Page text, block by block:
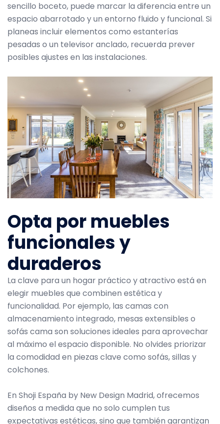
sencillo boceto, puede marcar la diferencia entre un
espacio abarrotado y un entorno fluido y funcional. Si
planeas incluir elementos como estanterías
pesadas o un televisor anclado, recuerda prever
posibles ajustes en las instalaciones.
Opta por muebles
funcionales y
duraderos
La clave para un hogar práctico y atractivo está en
elegir muebles que combinen estética y
funcionalidad. Por ejemplo, las camas con
almacenamiento integrado, mesas extensibles o
sofás cama son soluciones ideales para aprovechar
al máximo el espacio disponible. No olvides priorizar
la comodidad en piezas clave como sofás, sillas y
colchones.
En Shoji España by New Design Madrid, ofrecemos
diseños a medida que no solo cumplen tus
expectativas estéticas, sino que también garantizan